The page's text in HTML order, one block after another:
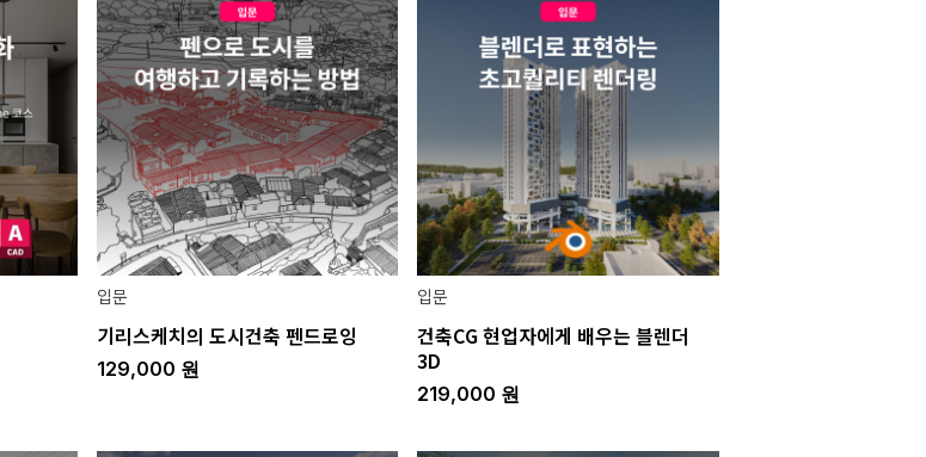
입문
기리스케치의 도시건축 펜드로잉
129,000 원
입문
건축CG 현업자에게 배우는 블렌더
3D
219,000 원